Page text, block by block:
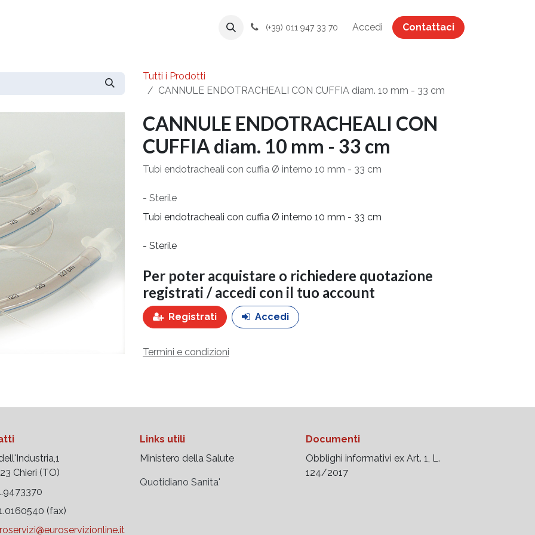
(+39) 011 947 33 70 Accedi Contattaci
Tutti i Prodotti
CANNULE ENDOTRACHEALI CON CUFFIA diam. 10 mm - 33 cm
CANNULE ENDOTRACHEALI CON
CUFFIA diam. 10 mm - 33 cm
Tubi endotracheali con cuffia Ø interno 10 mm - 33 cm
- Sterile
Tubi endotracheali con cuffia Ø interno 10 mm - 33 cm
- Sterile
Per poter acquistare o richiedere quotazione
registrati / accedi con il tuo account
Registrati Accedi
Termini e condizioni
Chieri (TO)
(fax)
Links utili
Ministero della Salute
Quotidiano Sanita'
Documenti
Obblighi informativi ex Art. 1, L.
124/2017